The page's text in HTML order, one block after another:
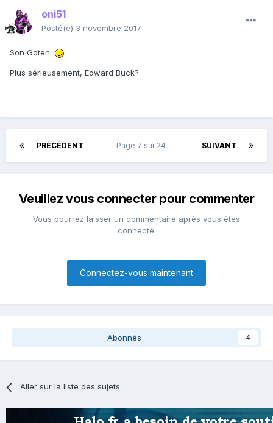
oni51
Posté(e) 3 novembre 2017
Son Goten
Plus sérieusement, Edward Buck?
PRÉCÉDENT SUIVANT
Page 7 sur 24
Veuillez vous connecter pour commenter
Vous pourrez laisser un commentaire après vous êtes
connecté.
Connectez-vous maintenant
Abonnés 4
Aller sur la liste des sujets